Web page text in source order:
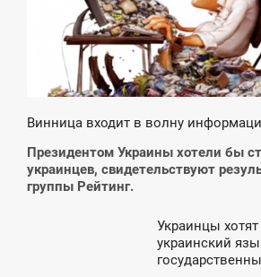
Винница входит в волну
Президентом Украины хотели бы
украинцев, свидетельствуют
группы Рейтинг.
Украинцы
украинский